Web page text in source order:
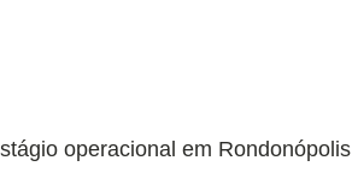
operacional em Rondonópolis